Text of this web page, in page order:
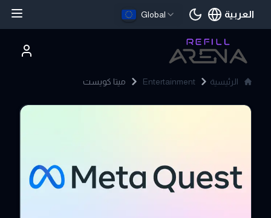
Global العربية
اللغة الحالية
الرئيسية Entertainment ميتا كويست